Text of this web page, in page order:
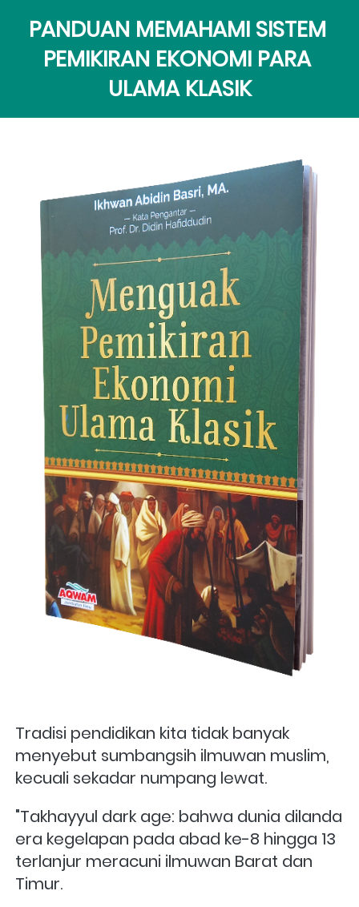
PANDUAN MEMAHAMI SISTEM
PEMIKIRAN EKONOMI PARA
ULAMA KLASIK
Tradisi pendidikan kita tidak banyak
menyebut sumbangsih ilmuwan muslim,
kecuali sekadar numpang lewat.
"Takhayyul dark age: bahwa dunia dilanda
era kegelapan pada abad ke-8 hingga 13
terlanjur meracuni ilmuwan Barat dan
Timur.